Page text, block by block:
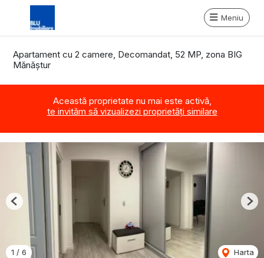
Meniu
Apartament cu 2 camere, Decomandat, 52 MP, zona BIG
Mănăştur
Această proprietate nu mai este activă,
te invităm să vizualizezi proprietăți similare
1 / 6 Harta
Previous